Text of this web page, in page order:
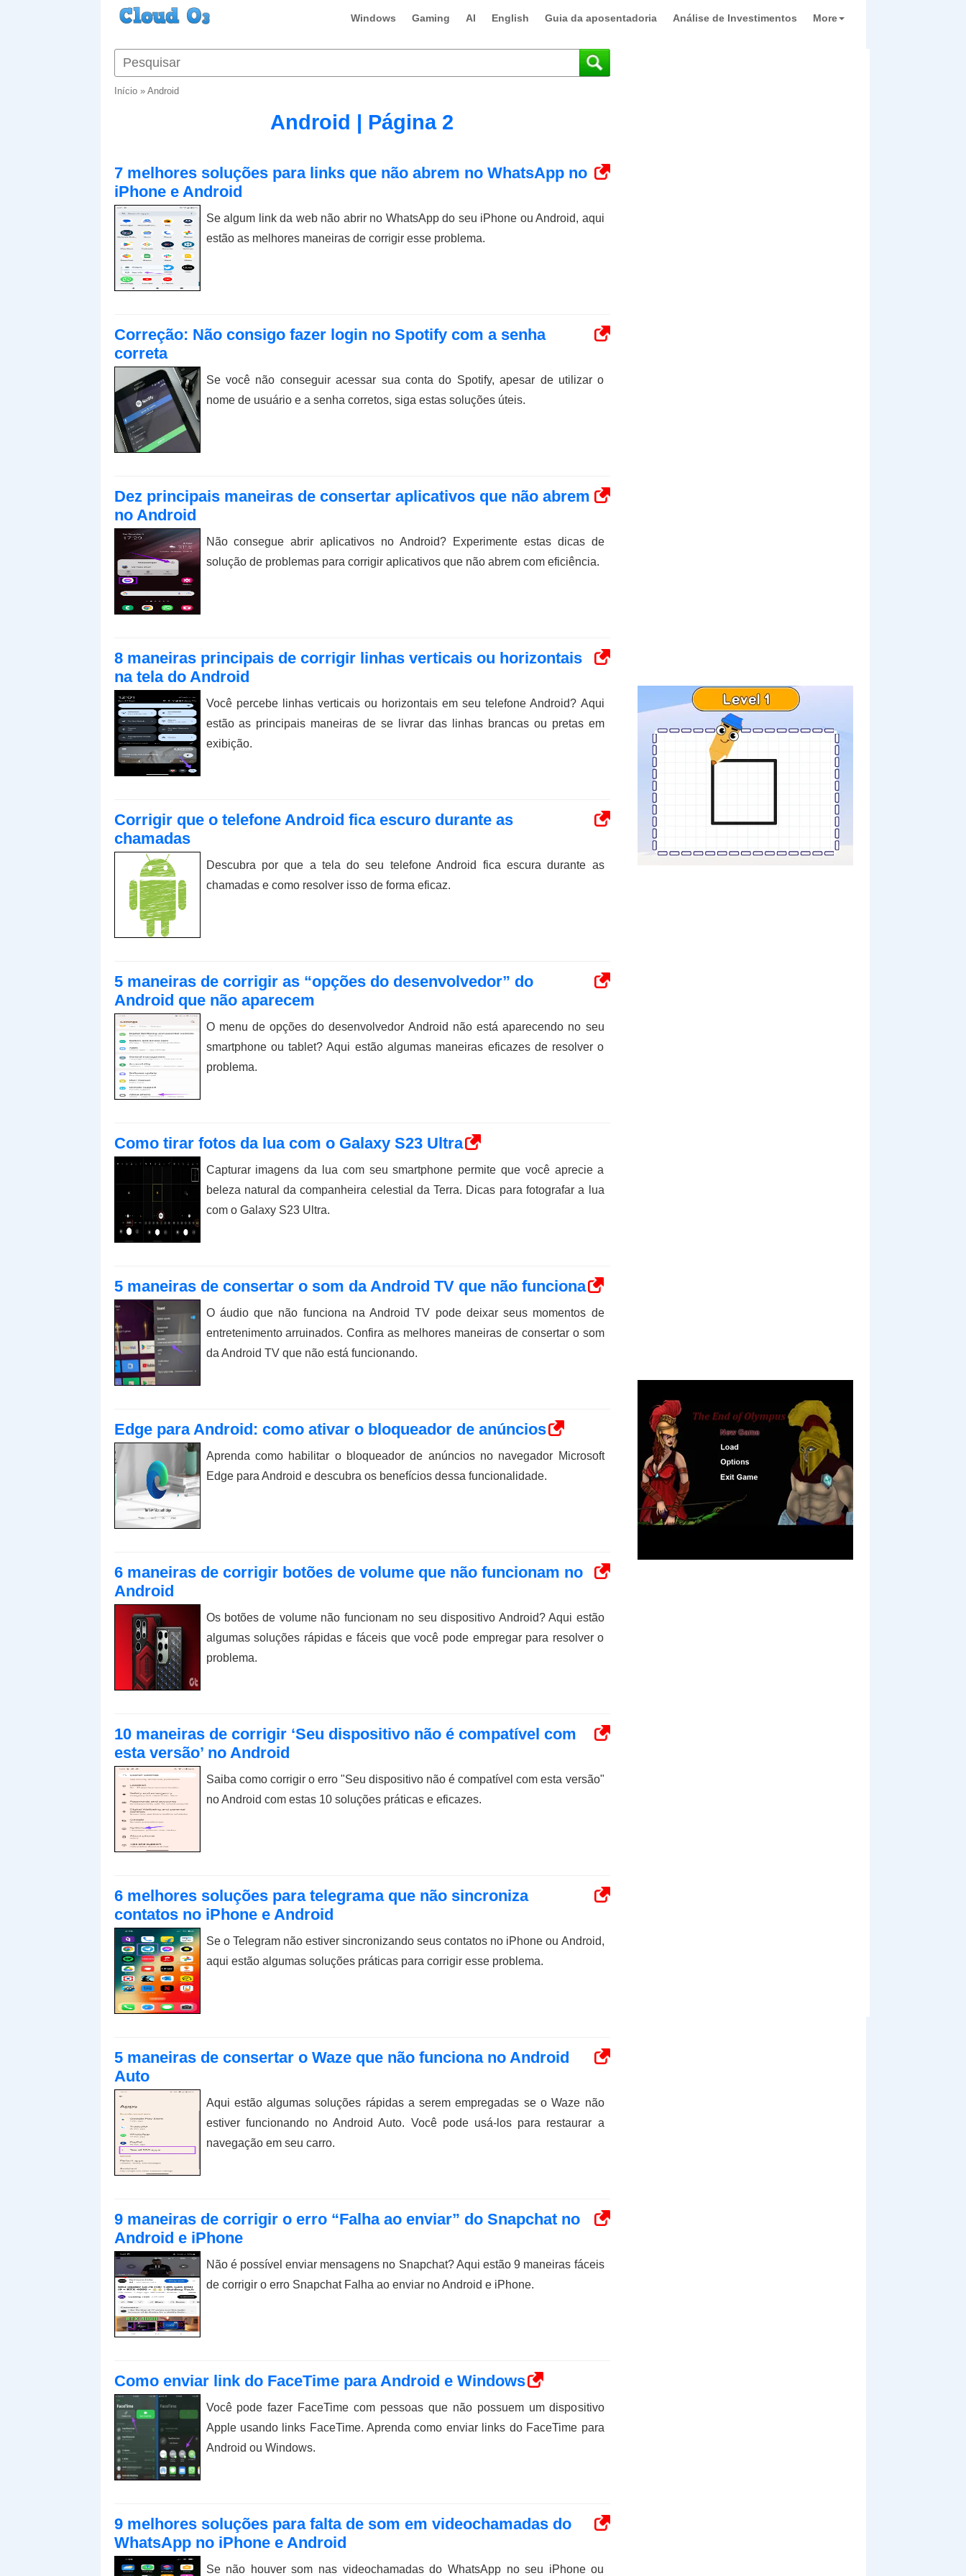
Windows Gaming AI English Guia da aposentadoria Análise de Investimentos More
Início» Android
Android | Página 2
7 melhores soluções para links que não abrem no WhatsApp no ​​
iPhone e Android
Se algum link da web não abrir no WhatsApp do seu iPhone ou Android, aqui
estão as melhores maneiras de corrigir esse problema.
Correção: Não consigo fazer login no Spotify com a senha
correta
Se você não conseguir acessar sua conta do Spotify, apesar de utilizar o
nome de usuário e a senha corretos, siga estas soluções úteis.
Dez principais maneiras de consertar aplicativos que não abrem
no Android
Não consegue abrir aplicativos no Android? Experimente estas dicas de
solução de problemas para corrigir aplicativos que não abrem com eficiência.
8 maneiras principais de corrigir linhas verticais ou horizontais
na tela do Android
Você percebe linhas verticais ou horizontais em seu telefone Android? Aqui
estão as principais maneiras de se livrar das linhas brancas ou pretas em
exibição.
Corrigir que o telefone Android fica escuro durante as
chamadas
Descubra por que a tela do seu telefone Android fica escura durante as
chamadas e como resolver isso de forma eficaz.
5 maneiras de corrigir as “opções do desenvolvedor” do
Android que não aparecem
O menu de opções do desenvolvedor Android não está aparecendo no seu
smartphone ou tablet? Aqui estão algumas maneiras eficazes de resolver o
problema.
Como tirar fotos da lua com o Galaxy S23 Ultra
Capturar imagens da lua com seu smartphone permite que você aprecie a
beleza natural da companheira celestial da Terra. Dicas para fotografar a lua
com o Galaxy S23 Ultra.
5 maneiras de consertar o som da Android TV que não funciona
O áudio que não funciona na Android TV pode deixar seus momentos de
entretenimento arruinados. Confira as melhores maneiras de consertar o som
da Android TV que não está funcionando.
Edge para Android: como ativar o bloqueador de anúncios
Aprenda como habilitar o bloqueador de anúncios no navegador Microsoft
Edge para Android e descubra os benefícios dessa funcionalidade.
6 maneiras de corrigir botões de volume que não funcionam no
Android
Os botões de volume não funcionam no seu dispositivo Android? Aqui estão
algumas soluções rápidas e fáceis que você pode empregar para resolver o
problema.
10 maneiras de corrigir ‘Seu dispositivo não é compatível com
esta versão’ no Android
Saiba como corrigir o erro "Seu dispositivo não é compatível com esta versão"
no Android com estas 10 soluções práticas e eficazes.
6 melhores soluções para telegrama que não sincroniza
contatos no iPhone e Android
Se o Telegram não estiver sincronizando seus contatos no iPhone ou Android,
aqui estão algumas soluções práticas para corrigir esse problema.
5 maneiras de consertar o Waze que não funciona no Android
Auto
Aqui estão algumas soluções rápidas a serem empregadas se o Waze não
estiver funcionando no Android Auto. Você pode usá-los para restaurar a
navegação em seu carro.
9 maneiras de corrigir o erro “Falha ao enviar” do Snapchat no
Android e iPhone
Não é possível enviar mensagens no Snapchat? Aqui estão 9 maneiras fáceis
de corrigir o erro Snapchat Falha ao enviar no Android e iPhone.
Como enviar link do FaceTime para Android e Windows
Você pode fazer FaceTime com pessoas que não possuem um dispositivo
Apple usando links FaceTime. Aprenda como enviar links do FaceTime para
Android ou Windows.
9 melhores soluções para falta de som em videochamadas do
WhatsApp no ​​iPhone e Android
Se não houver som nas videochamadas do WhatsApp no ​​​​seu iPhone ou